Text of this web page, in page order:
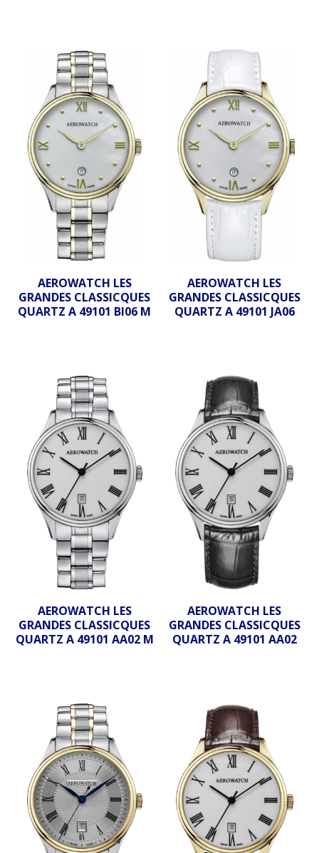
AEROWATCH LES
GRANDES CLASSICQUES
QUARTZ A 49101 BI06 M
AEROWATCH LES
GRANDES CLASSICQUES
QUARTZ A 49101 JA06
AEROWATCH LES
GRANDES CLASSICQUES
QUARTZ A 49101 AA02 M
AEROWATCH LES
GRANDES CLASSICQUES
QUARTZ A 49101 AA02